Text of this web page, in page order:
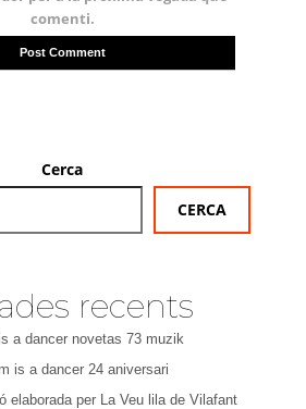
comenti.
Cerca
CERCA
recents
a dancer novetas 73 muzik
is a dancer 24 aniversari
elaborada per La Veu lila de Vilafant